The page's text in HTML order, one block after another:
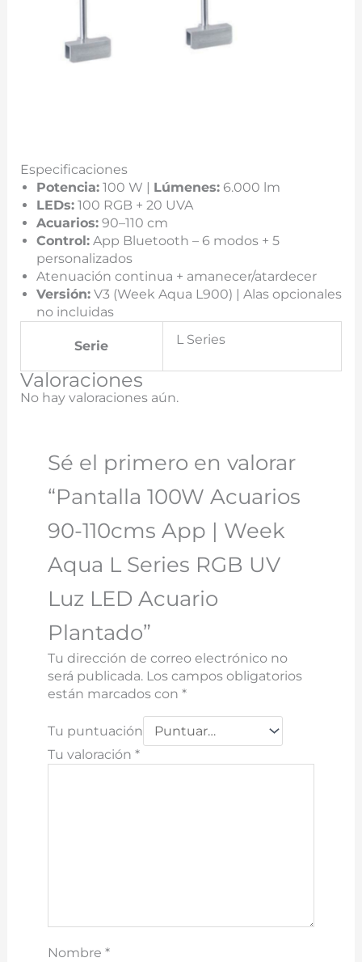
Especificaciones
Potencia:100 W | Lúmenes:6.000 lm
LEDs:100 RGB + 20 UVA
Acuarios:90–110 cm
Control:App Bluetooth – 6 modos + 5
personalizados
Atenuación continua + amanecer/atardecer
Versión:V3 (Week Aqua L900) | Alas opcionales
no incluidas
Serie L Series
Valoraciones
No hay valoraciones aún.
Sé el primero en valorar
“Pantalla 100W Acuarios
90-110cms App | Week
Aqua L Series RGB UV
Luz LED Acuario
Plantado”
Tu dirección de correo electrónico no
será publicada. Los campos obligatorios
están marcados con *
Tu puntuación
Tu valoración *
Nombre *